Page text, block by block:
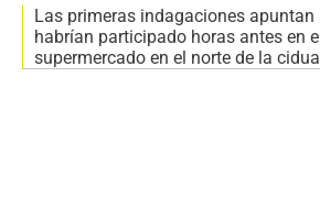
Las primeras indagaciones
habrían participado horas antes en
supermercado en el norte de la